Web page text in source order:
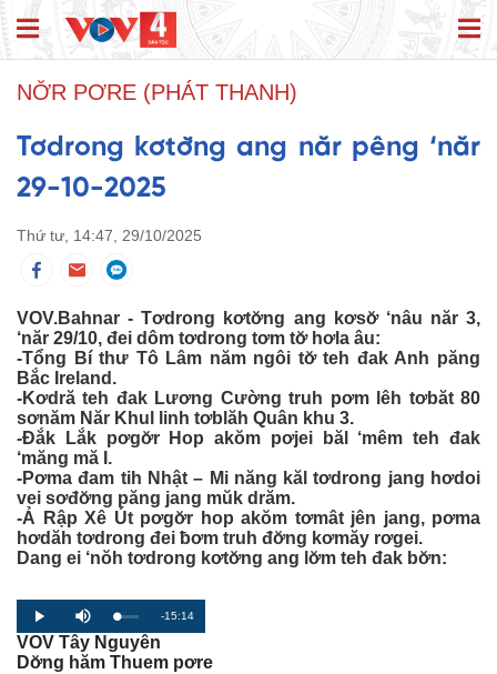
NƠ̆R PƠRE (PHÁT THANH)
Tơdrong kơtơ̆ng ang năr pêng ‘năr
29-10-2025
Thứ tư, 14:47, 29/10/2025
VOV.Bahnar - Tơdrong kơtơ̆ng ang kơsơ̆ ‘nâu năr 3,
‘năr 29/10, đei dôm tơdrong tơm tơ̆ hơla âu:
-Tổng Bí thư Tô Lâm năm ngôi tơ̆ teh đak Anh păng
Bắc Ireland.
-Kơdră teh đak Lương Cường truh pơm lêh tơbăt 80
sơnăm Năr Khul linh tơblăh Quân khu 3.
-Đắk Lắk pơgơ̆r Hop akŏm pơjei băl ‘mêm teh đak
‘măng mă I.
-Pơma đam tih Nhật – Mi năng kăl tơdrong jang hơdoi
vei sơđơ̆ng păng jang mŭk drăm.
-Ả Rập Xê Út pơgơ̆r hop akŏm tơmât jên jang, pơma
hơdăh tơdrong đei ƀơm truh đơ̆ng kơmăy rơgei.
Dang ei ‘nŏh tơdrong kơtơ̆ng ang lơ̆m teh đak bơ̆n:
P
l
a
M
u
t
e
L
o
a
d
P
r
g
R
-15:14
VOV Tây Nguyên
Dơ̆ng hăm Thuem pơre